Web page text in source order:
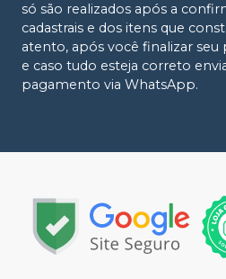
só são realizados após a
cadastrais e dos itens que
atento, após você finalizar seu
e caso tudo esteja correto
pagamento via WhatsApp.